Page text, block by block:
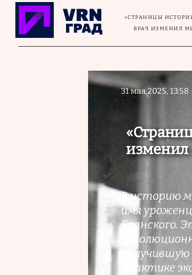
Перейти к основному содержанию
«СТРАНИЦЫ
ВРАЧ ИЗМЕНИЛ
31 мая 2025, 13:58
В историю
имя
Еланского.
практике